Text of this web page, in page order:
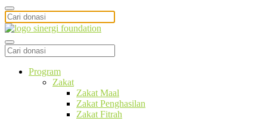
Program
Zakat
Zakat Maal
Zakat Penghasilan
Zakat Fitrah